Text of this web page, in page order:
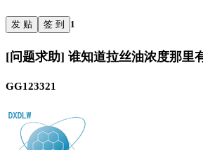
发 贴 签 到 1
[问题求助] 谁知道拉丝油浓度那里
GG123321